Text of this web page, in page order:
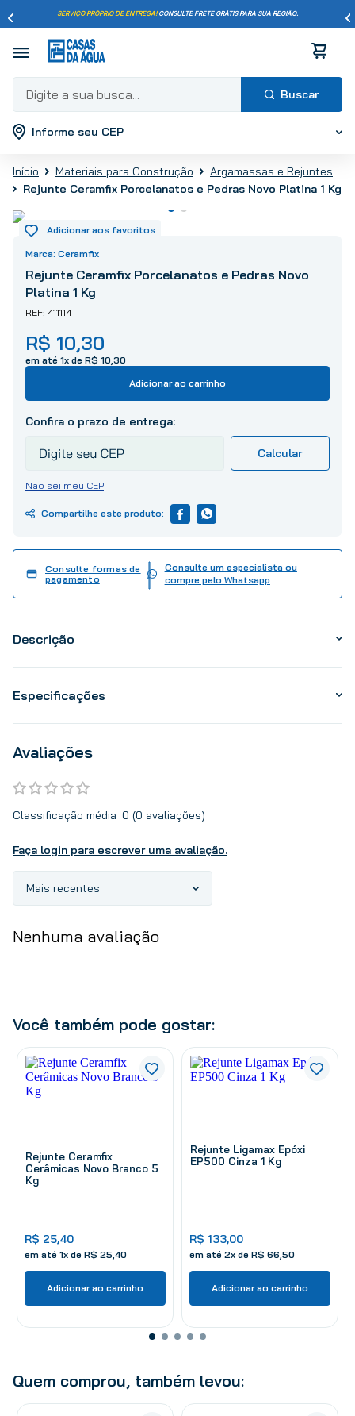
SERVIÇO PRÓPRIO DE ENTREGA!CONSULTE FRETE GRÁTIS PARA SUA REGIÃO.
Digite a sua busca...
Informe seu CEP
Materiais para Construção
Argamassas e Rejuntes
Rejunte Ceramfix Porcelanatos e Pedras Novo Platina 1 Kg
Ceramfix
Rejunte Ceramfix Porcelanatos e Pedras Novo
Platina 1 Kg
411114
R$ 10,30
em até 1x de R$ 10 30
Adicionar ao carrinho
Não sei meu CEP
Consulte formas de
pagamento
Consulte um especialista ou
compre pelo Whatsapp
Descrição
Especificações
Avaliações
Classificação média: 0 (0 avaliações)
Faça login para escrever uma avaliação.
Mais recentes
Nenhuma avaliação
Você também pode gostar:
Rejunte Ceramfix
Cerâmicas Novo Branco 5
Kg
R$ 25,40
em até 1x de R$ 25,40
Adicionar ao carrinho
Rejunte Ligamax Epóxi
EP500 Cinza 1 Kg
R$ 133,00
em até 2x de R$ 66,50
Adicionar ao carrinho
Quem comprou, também levou:
Termos mais buscados
2
porcelanato
4
º
revestimento
5º
vaso sanitário
6º
torneira
7º
chuveiro
8º
cimento
9º
telha
10º tinta